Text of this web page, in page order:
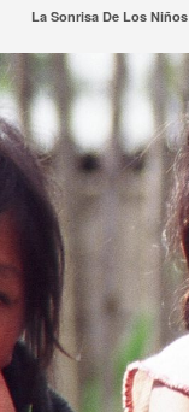
Zum
springen
La Sonrisa De Los